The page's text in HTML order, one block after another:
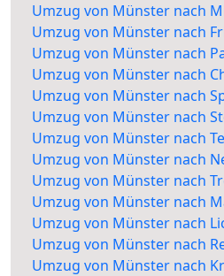
Umzug von Münster nach
Umzug von Münster nach
Umzug von Münster nach
Umzug von Münster nach
Umzug von Münster nach
Umzug von Münster nach
Umzug von Münster nach
Umzug von Münster nach
Umzug von Münster nach
Umzug von Münster nach
Umzug von Münster nach
Umzug von Münster nach
Umzug von Münster nach